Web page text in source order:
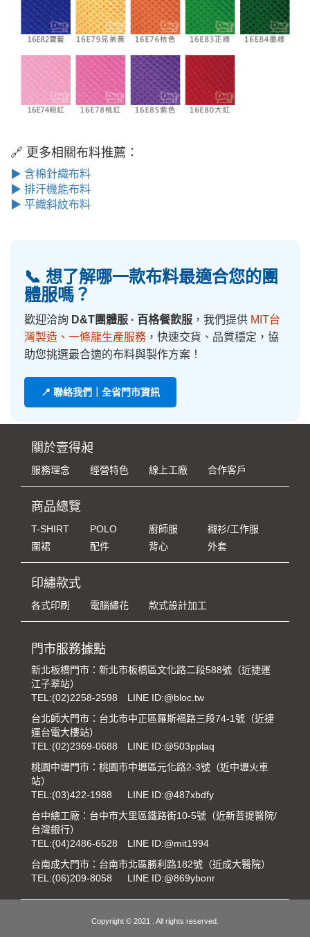
🔗 更多相關布料推薦：
▶ 含棉針織布料
▶ 排汗機能布料
▶ 平織斜紋布料
📞 想了解哪一款布料最適合您的團
體服嗎？
歡迎洽詢 D&T團體服 · 百格餐飲服 ，我們提供 MIT台
灣製造、一條龍生產服務 ，快速交貨、品質穩定，協
助您挑選最合適的布料與製作方案！
📍 聯絡我們｜全省門市資訊
關於壹得昶
服務理念 經營特色 線上工廠 合作客戶
商品總覽
T-SHIRT POLO 廚師服
襯衫/工作服
圍裙
配件 背心 外套
印繡款式
各式印刷 電腦繡花 款式設計加工
門市服務據點
新北板橋門市：新北市板橋區文化路二段588號（近捷運
江子翠站）
TEL:(02)2258-2598
LINE ID:@bloc.tw
台北師大門市：台北市中正區羅斯福路三段74-1號（近捷
運台電大樓站）
TEL:(02)2369-0688
LINE ID:@503pplaq
桃園中壢門市：桃園市中壢區元化路2-3號（近中壢火車
站）
TEL:(03)422-1988
LINE ID:@487xbdfy
台中總工廠：台中市大里區鐵路街10-5號（近新菩提醫院/
台灣銀行）
TEL:(04)2486-6528
LINE ID:@mit1994
台南成大門市：台南市北區勝利路182號（近成大醫院）
TEL:(06)209-8058 LINE ID:@869ybonr
Copyright © 2021 . All rights reserved.